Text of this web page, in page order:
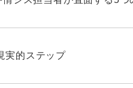
実的ステップ